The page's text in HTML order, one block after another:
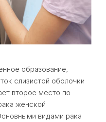
образование,
слизистой оболочки
второе место по
женской
видами рака